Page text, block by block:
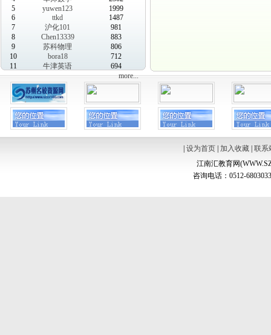
5
yuwen123
1999
6
ttkd
1487
7
沪化101
981
8
Chen13339
883
9
苏科物理
806
10
bora18
712
11
牛津英语
694
more...
设为首页| 加入收藏| 联系
江南汇教育网
咨询电话：0512-